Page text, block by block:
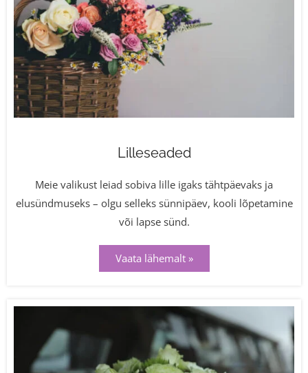
Lilleseaded
Meie valikust leiad sobiva lille igaks tähtpäevaks ja
elusündmuseks – olgu selleks sünnipäev, kooli lõpetamine
või lapse sünd.
Vaata lähemalt »